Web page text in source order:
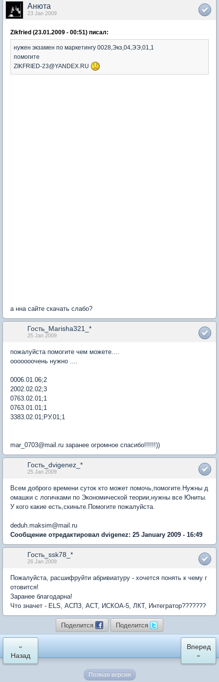
Анюта
23 Jan 2009
Zikfried (23.01.2009 - 00:51) писал:
нужен экзамен по маркетингу 0028,Экз,04,ЭЭ,01,1
помогите
ZIKFRIED-23@YANDEX.RU
а нна сайте скачать слабо?
Гость_Marisha321_*
25 Jan 2009
пожалуйста помогите чем можете....
ооооооочень нужно ....
0006.01.06;2
2002.02.02;3
0763.02.01;1
0763.01.01;1
3383.02.01;РУ.01;1
mar_0703@mail.ru заранее огромное спасибо!!!!!!))
Гость_dvigenez_*
25 Jan 2009
Всем доброго времени суток кто может помочь,помогите.Нужны д
омашки с логичками по Экономической теории,нужны все Юниты.
У кого какие есть,скиньте.Помогите пожалуйста.
deduh.maksim@mail.ru
Сообщение отредактировал dvigenez: 25 January 2009 - 16:49
Гость_ssk78_*
26 Jan 2009
Пожалуйста, расшифруйти абривиатуру - хочется понять к чему г
отовится!
Заранее благодарна!
Что значет - ELS, АСПЗ, АСТ, ИСКОА-5, ЛКТ, Интегратор???????
Поделится Поделится
«
Назад
Вперед
»
Полная версия